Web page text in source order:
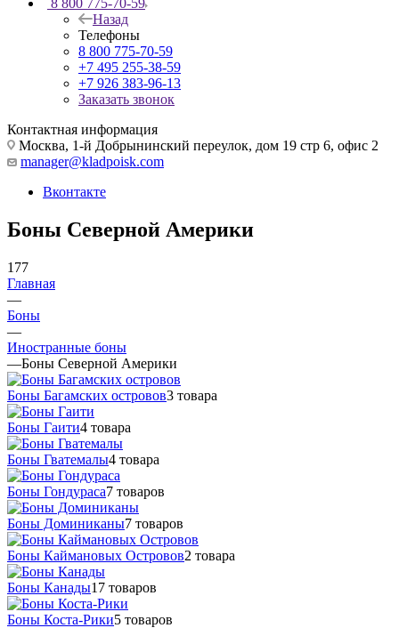
8 800 775-70-59
Назад
Телефоны
8 800 775-70-59
+7 495 255-38-59
+7 926 383-96-13
Заказать звонок
Контактная информация
Москва, 1-й Добрынинский переулок, дом 19 стр 6, офис 2
manager@kladpoisk.com
Вконтакте
Боны Северной Америки
177
Главная
—
Боны
—
Иностранные боны
—Боны Северной Америки
Боны Багамских островов3 товара
Боны Гаити4 товара
Боны Гватемалы4 товара
Боны Гондураса7 товаров
Боны Доминиканы7 товаров
Боны Каймановых Островов2 товара
Боны Канады17 товаров
Боны Коста-Рики5 товаров